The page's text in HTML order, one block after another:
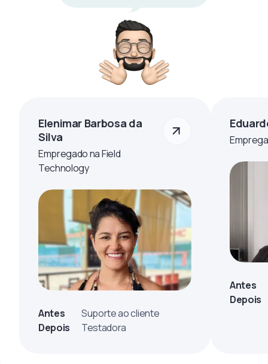
Elenimar Barbosa da
Silva
Empregado na Field
Technology
Antes
Suporte ao cliente
Depois
Testadora
Antes
Depois